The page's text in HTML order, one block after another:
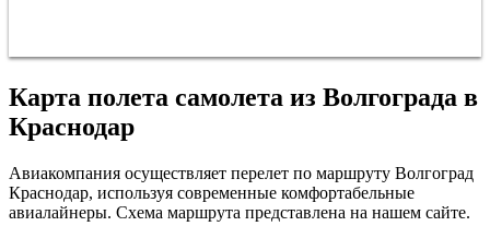
Карта полета самолета из Волгограда в
Краснодар
Авиакомпания осуществляет перелет по маршруту Волгоград
Краснодар, используя современные комфортабельные
авиалайнеры. Схема маршрута представлена на нашем сайте.